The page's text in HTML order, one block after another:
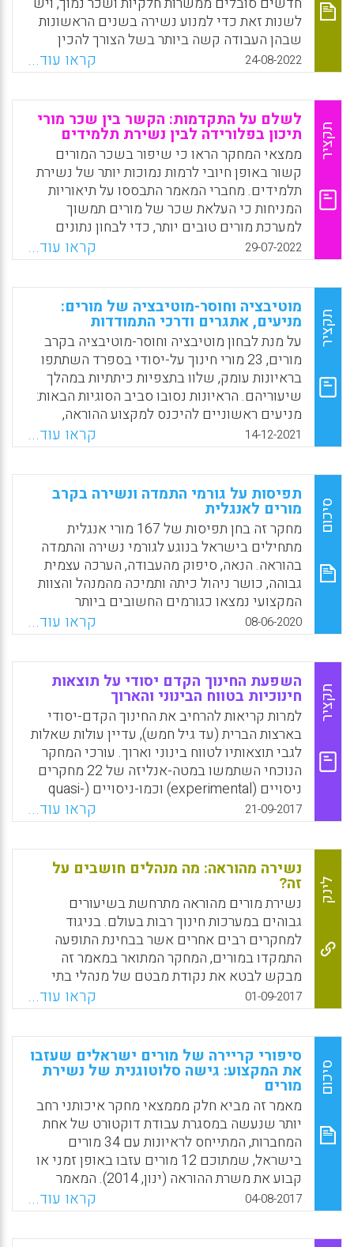
לשנות זאת כדי למנוע נשירה בשנים הראשונות
שבהן העבודה קשה ביותר בשל הצורך להכין
שיעורים חדשים ולהסתגל למקצוע
WhatsApp
Facebook
Email
X
24-08-2022 קראו עוד...
תקציר
לשלם על התקדמות: הקשר בין שכר מורי
תיכון בפלורידה לבין נשירת תלמידים
ממצאי המחקר הראו כי שיפור בשכר המורים
קשור באופן חיובי לרמות נמוכות יותר של נשירת
תלמידים. מחברי המאמר התבססו על תיאוריות
המניחות כי העלאת שכר של מורים תמשוך
למערכת מורים טובים יותר, כדי לבחון נתונים
משלוש שנים (2012 עד 2014) בבתי ספר תיכון
ציבוריים בפלורידה. המחברים בחנו שכר ממוצע,
ופוטנציאל השתכרות עתידי בהתחשב בתארים
אקדמיים. לממצאים יש תרומה חשובה למחקר על
שכר מורים, איכות מורים ומניעת נשירה בתיכון
WhatsApp
Facebook
Email
X
29-07-2022 קראו עוד...
תקציר
מוטיבציה וחוסר-מוטיבציה של מורים:
מניעים, אתגרים ודרכי התמודדות
על מנת לבחון מוטיבציה וחוסר-מוטיבציה בקרב
מורים, 23 מורי חינוך על-יסודי בספרד השתתפו
בראיונות עומק, שלוו בתצפיות כיתתיות במהלך
שיעוריהם. הראיונות נסובו סביב הסוגיות הבאות:
מניעים ראשוניים להיכנס למקצוע ההוראה,
יחסים עם עמיתים וממונים, סיפוק מהעבודה,
גורמי מוטיבציה וחוסר-מוטיבציה, שיטות להגברת
מוטיבציה של מורים ודרכים לשיפור מקצוע
ההוראה.
WhatsApp
Facebook
Email
X
14-12-2021 קראו עוד...
סיכום
תפיסות על גורמי התמדה ונשירה בקרב
מורים לאנגלית
מחקר זה בחן תפיסות של 167 מורי אנגלית
מתחילים בישראל בנוגע לגורמי נשירה והתמדה
בהוראה. הנאה, סיפוק מהעבודה, הערכה עצמית
גבוהה, כושר ניהול כיתה ותמיכה מהמנהל והצוות
המקצועי נמצאו כגורמים החשובים ביותר
להתמדה בהוראה. לעומת זאת, העדר תמיכה
ממורים-עמיתים וצוות ההנהלה נתפס כגורם
המרכזי לנשירה. בנוסף, נמצא שבניגוד לתפיסה
הרווחת, לזהות החונך המקצועי בבית הספר
ולאיכות תהליך החניכה לא הייתה השפעה מהותית
על ההתמדה או הנשירה של מורי האנגלית
המתחילים שהשיבו על השאלון.
WhatsApp
Facebook
Email
X
08-06-2020 קראו עוד...
תקציר
השפעת החינוך הקדם יסודי על תוצאות
חינוכיות בטווח הבינוני והארוך
למרות קריאות להרחיב את החינוך הקדם-יסודי
בארצות הברית (עד גיל חמש), עדיין עולות שאלות
לגבי תוצאותיו לטווח בינוני וארוך. עורכי המחקר
הנוכחי השתמשו במטה-אנליזה של 22 מחקרים
ניסויים (experimental) וכמו-ניסויים (quasi-
experimental) באיכות גבוהה שנערכו בין 1960
ל-2016. נמצא כי בממוצע, השתתפות בחינוך
הקדם יסודי מובילה להפחתה סטטיסטית מובהקת
בהצבה במסגרות של חינוך מיוחד (d = 0.33 SD,
8.1 percentage points) ובהשארת כיתה (d =
0.26 SD, 8.3 percentage points) ומעלה את
שיעור המסיימים את החינוך העל-יסודי (d = 0.24
SD, 11.4 percentage points). תוצאות אלה
תומכות באפקטיביות של החינוך בילדות
המוקדמת בהפחתת הוצאות הקשורות בחינוך
ובקידום רווחת הילד.
21-09-2017 קראו עוד...
לינק
נשירה מהוראה: מה מנהלים חושבים על
זה?
נשירת מורים מהוראה מתרחשת בשיעורים
גבוהים במערכות חינוך רבות בעולם. בניגוד
למחקרים רבים אחרים אשר בבחינת התופעה
התמקדו במורים, המחקר המתואר במאמר זה
מבקש לבטא את נקודת מבטם של מנהלי בתי
הספר. מנהל בית ספר הוא הממונה הישיר על
המורה, ולכן מהווה גורם חשוב ביותר המשפיע על
התפתחותו המקצועית של המורה ועל תחושת
הרווחה שלו. המחקר מתמקד בבחינת שלושה
היבטים בתפיסות המנהלים את הנשירה של
מורים מהוראה: מניעים המובילים מורים לעזוב
את המקצוע, דרכי ההתמודדות של מנהלים עם
תהליך הנשירה של המורים, עמדותיהם של
מנהלים באשר לדרכים לצמצם את תופעת
הנשירה. המחקר מבוסס על ראיונות עם שמונה
מנהלים ועל סקר שנערך בקרבמדגם לא מייצג
של 126 מנהלים. הממצאים מצביעים על תפיסה
דו-ממדית של הנשירה מהוראה. הממד הראשון
01-09-2017 קראו עוד...
סיכום
סיפורי קריירה של מורים ישראלים שעזבו
את המקצוע: גישה סלוטוגנית של נשירת
מורים
מאמר זה מביא חלק מממצאי מחקר איכותני רחב
יותר שנעשה במסגרת עבודת דוקטורט של אחת
המחברות, המתייחס לראיונות עם 34 מורים
בישראל, שמתוכם 12 מורים עזבו באופן זמני או
קבוע את משרת ההוראה (ינון, 2014). המאמר
מפרט את סיפורי החיים של ארבעה מהם בכל
הנוגע להחלטתם לעזוב את המקצוע ומחלץ תובנות
הנוגעות לאופן שבו יש לחקור את התופעה של
04-08-2017 קראו עוד...